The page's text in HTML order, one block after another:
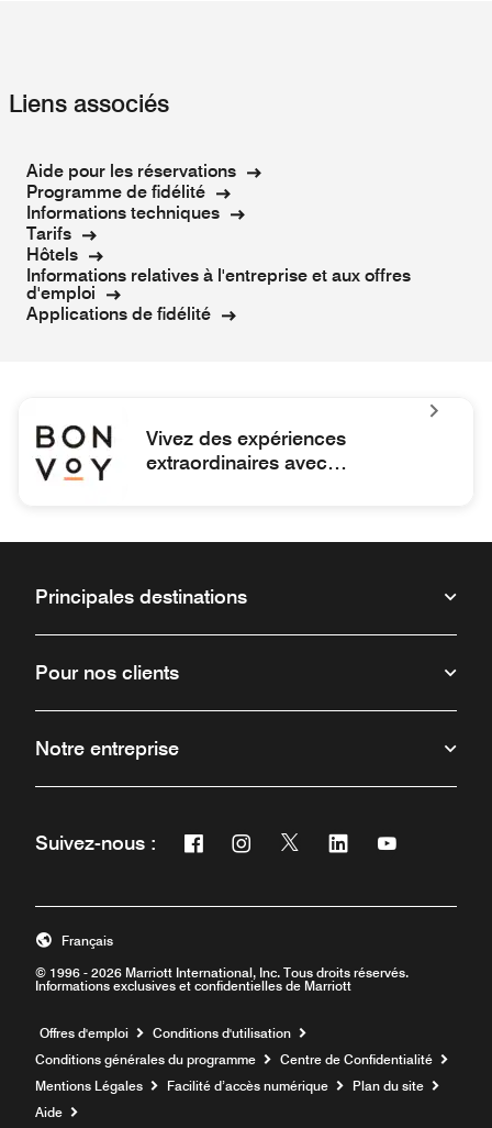
Liens associés
Aide pour les réservations
Programme de fidélité
Informations techniques
Tarifs
Hôtels
Informations relatives à l'entreprise et aux offres
d'emploi
Applications de fidélité
Vivez des expériences
extraordinaires avec
Principales destinations
Pour nos clients
Notre entreprise
Suivez-nous : Facebook
Ouvre une nouvelle fenêtre
Instagram
Ouvre une nouvelle fenêtre
Twitter
Ouvre une nouvelle
Linkedin
Ouvre uneOuvre une
© 1996 - 2026 Marriott International, Inc. Tous droits réservés.
Informations exclusives et confidentielles de Marriott
Français
Offres d'emploi Ouvre une nouvelle fenêtre
Conditions d'utilisation
Conditions générales du programme
Centre de Confidentialité
Mentions Légales
Facilité d’accès numérique
Plan du site
Aide